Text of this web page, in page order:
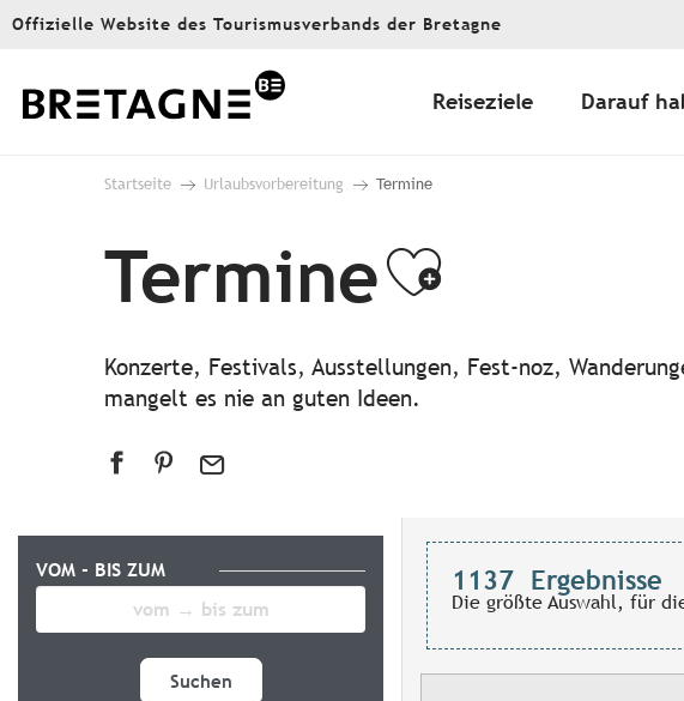
Aller
principal
Offizielle Website des Tourismusverbands der Bretagne
Reiseziele Darauf
Startseite Urlaubsvorbereitung Termine
TermineAjouter
Konzerte, Festivals, Ausstellungen, Fest-noz,
mangelt es nie an guten Ideen.
VOM - BIS ZUM
Suchen
1137 Ergebnisse
Die größte Auswahl, für